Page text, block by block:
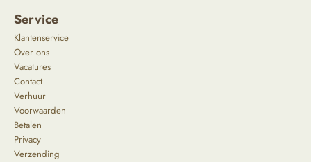
Service
Klantenservice
Over ons
Vacatures
Contact
Verhuur
Voorwaarden
Betalen
Privacy
Verzending